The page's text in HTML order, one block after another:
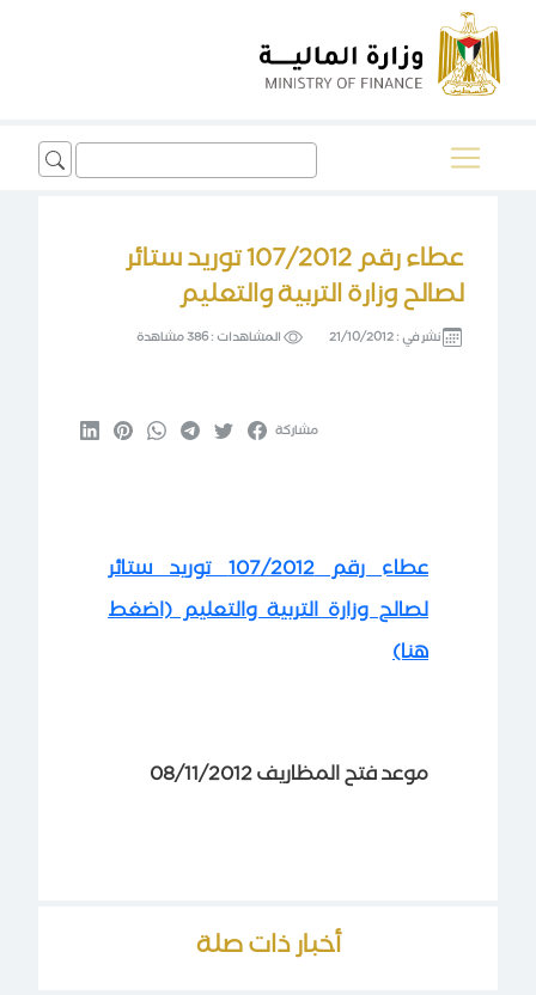
Search
for:
عطاء رقم 107/2012 توريد ستائر
لصالح وزارة التربية والتعليم
نشر في :21/10/2012 المشاهدات :386 مشاهدة
مشاركة
عطاء رقم 107/2012 توريد ستائر
لصالح وزارة التربية والتعليم (اضغط
هنا)
موعد فتح المظاريف 08/11/2012
أخبار ذات صلة